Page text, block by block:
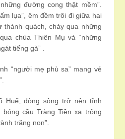
đường cong thật mềm”.
lụa”, êm đềm trôi đi giữa hai
thành quách, chảy qua những
chùa Thiên Mụ và “những
tiếng gà” .
“người mẹ phù sa” mang vẻ
Huế, dòng sông trở nên tĩnh
cầu Tràng Tiền xa trông
trăng non”.